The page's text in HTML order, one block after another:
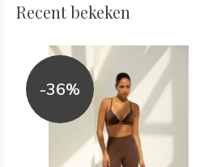
Recent bekeken
-36%